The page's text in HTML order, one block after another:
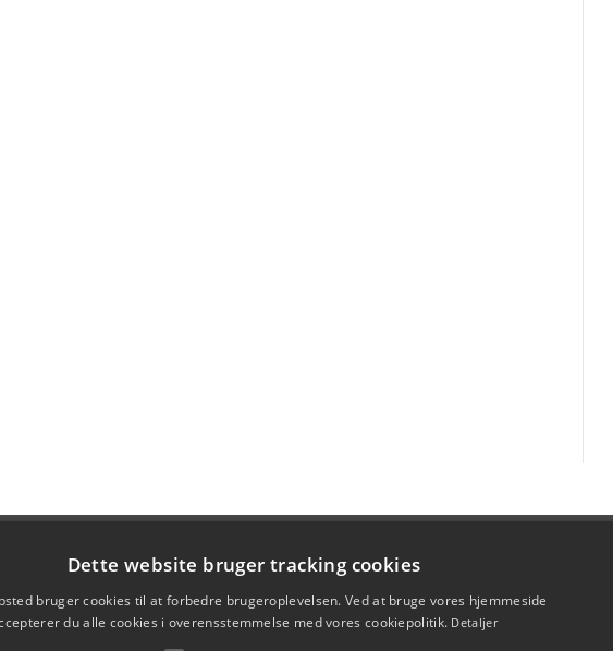
Dette website bruger tracking cookies
bruger cookies til at forbedre brugeroplevelsen. Ved at bruge vores hjemmeside
du alle cookies i overensstemmelse med vores cookiepolitik. Detaljer